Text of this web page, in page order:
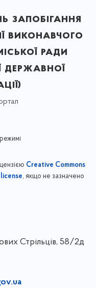
запобігання
виконавчого
ради
державної
Creative Commons
, якщо не зазначено
Стрільців, 58/2д